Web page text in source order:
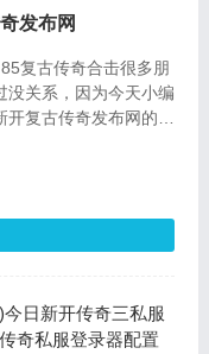
发布网
复古传奇合击很多朋
没关系，因为今天小编
复古传奇发布网的知
今日新开传奇三私服
传奇私服登录器配置